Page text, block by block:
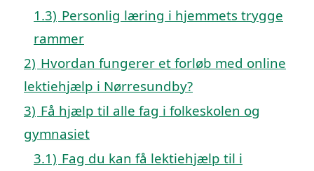
1.3) Personlig læring i hjemmets trygge
rammer
2) Hvordan fungerer et forløb med online
lektiehjælp i Nørresundby?
3) Få hjælp til alle fag i folkeskolen og
gymnasiet
3.1) Fag du kan få lektiehjælp til i